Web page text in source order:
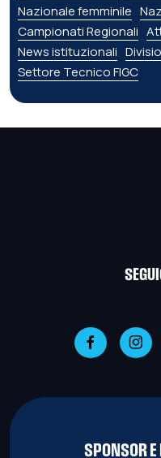
Nazionale femminile
Campionati Regionali
News istituzionali
Settore Tecnico FIGC
SPONSOR